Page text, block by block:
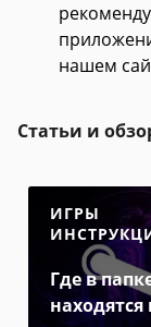
нашем
Статьи и
ИГРЫ
Где в